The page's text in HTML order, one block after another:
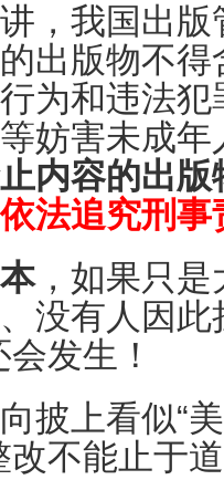
，我国出
出版物不
为和违法
妨害未成
内容的出
依法追究刑事
，如果只是
没有人因此
发生！
披上看似“
改不能止于